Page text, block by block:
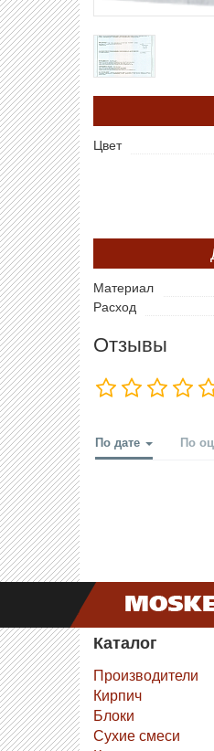
Цвет
Материал
Расход
Отзывы
По дате По
Каталог
Производители
Кирпич
Блоки
Сухие смеси